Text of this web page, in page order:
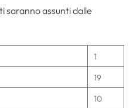
saranno assunti dalle
1
19
10